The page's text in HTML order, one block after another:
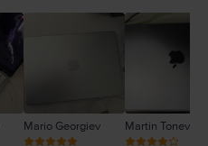
Mario Georgiev Martin Tonev